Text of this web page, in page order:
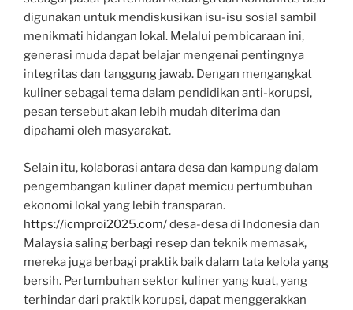
digunakan untuk mendiskusikan isu-isu sosial sambil
menikmati hidangan lokal. Melalui pembicaraan ini,
generasi muda dapat belajar mengenai pentingnya
integritas dan tanggung jawab. Dengan mengangkat
kuliner sebagai tema dalam pendidikan anti-korupsi,
pesan tersebut akan lebih mudah diterima dan
dipahami oleh masyarakat.
Selain itu, kolaborasi antara desa dan kampung dalam
pengembangan kuliner dapat memicu pertumbuhan
ekonomi lokal yang lebih transparan.
https://icmproi2025.com/desa-desa di Indonesia dan
Malaysia saling berbagi resep dan teknik memasak,
mereka juga berbagi praktik baik dalam tata kelola yang
bersih. Pertumbuhan sektor kuliner yang kuat, yang
terhindar dari praktik korupsi, dapat menggerakkan